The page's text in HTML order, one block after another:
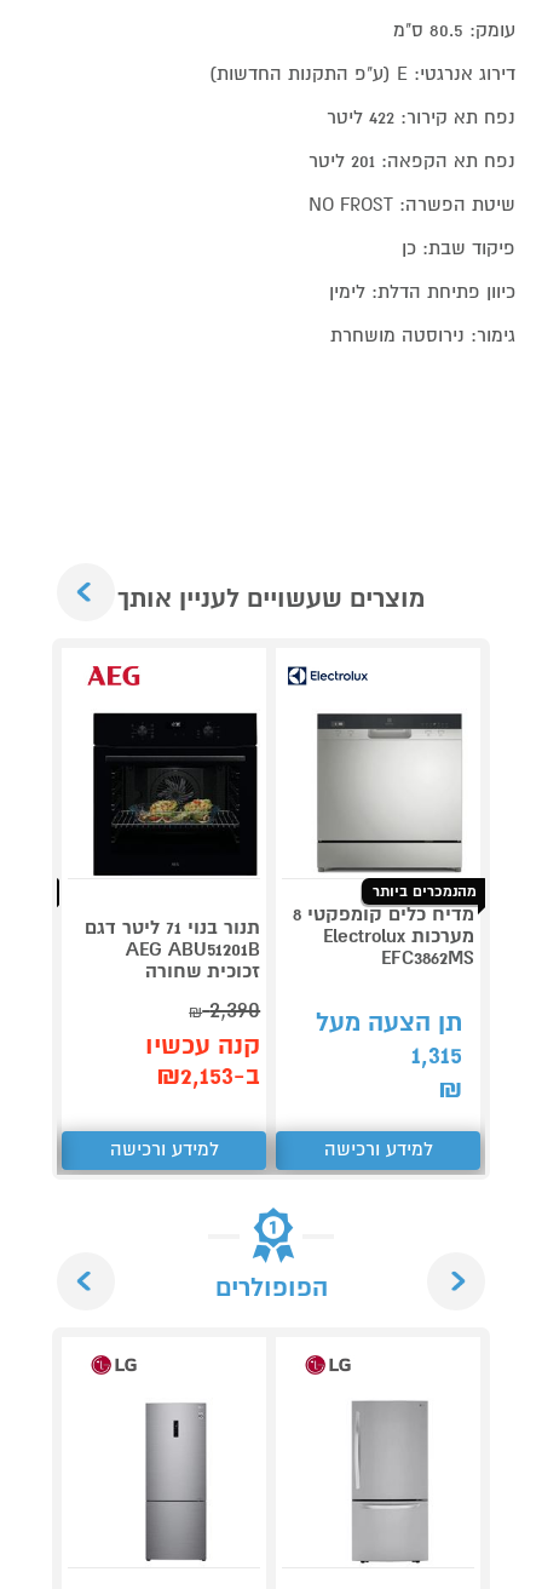
עומק: 80.5 ס"מ
דירוג אנרגטי: E (ע"פ התקנות החדשות)
נפח תא קירור: 422 ליטר
נפח תא הקפאה: 201 ליטר
שיטת הפשרה: NO FROST
פיקוד שבת: כן
כיוון פתיחת הדלת: לימין
גימור: נירוסטה מושחרת
מוצרים שעשויים לעניין אותך
מהנמכרים ביותר
מדיח כלים קומפקטי 8
מערכות Electrolux
EFC3862MS
תן הצעה מעל
1,315
₪
למידע ורכישה
תנור בנוי 71 ליטר דגם
AEG ABU51201B
זכוכית שחורה
2,390
₪
קנה עכשיו
ב-₪2,153
למידע ורכישה
הפופולרים